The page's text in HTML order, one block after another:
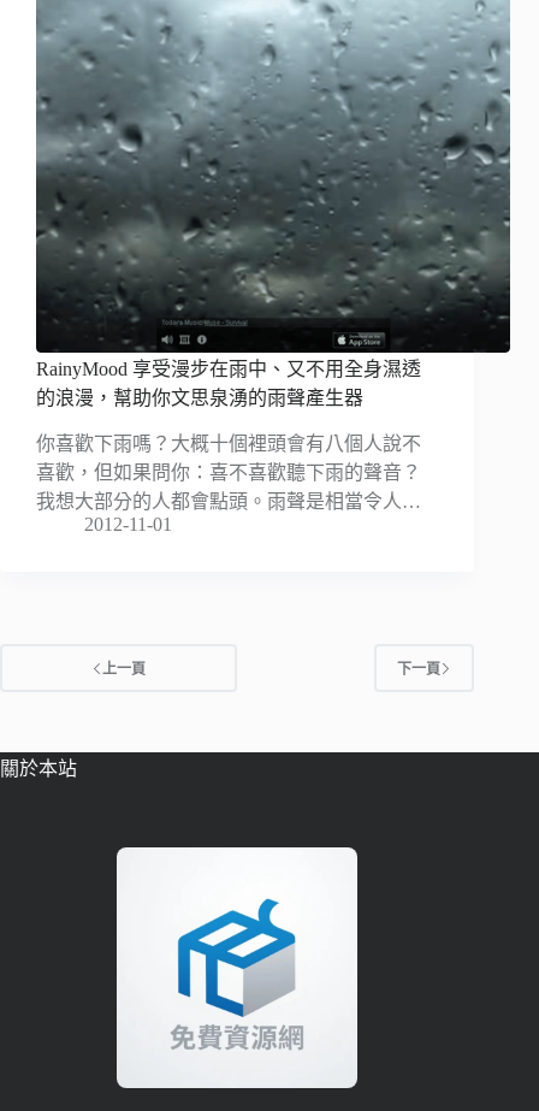
RainyMood 享受漫步在雨中、又不用全身濕透
的浪漫，幫助你文思泉湧的雨聲產生器
你喜歡下雨嗎？大概十個裡頭會有八個人說不
喜歡，但如果問你：喜不喜歡聽下雨的聲音？
我想大部分的人都會點頭。雨聲是相當令人…
2012-11-01
上一頁 下一頁
關於本站